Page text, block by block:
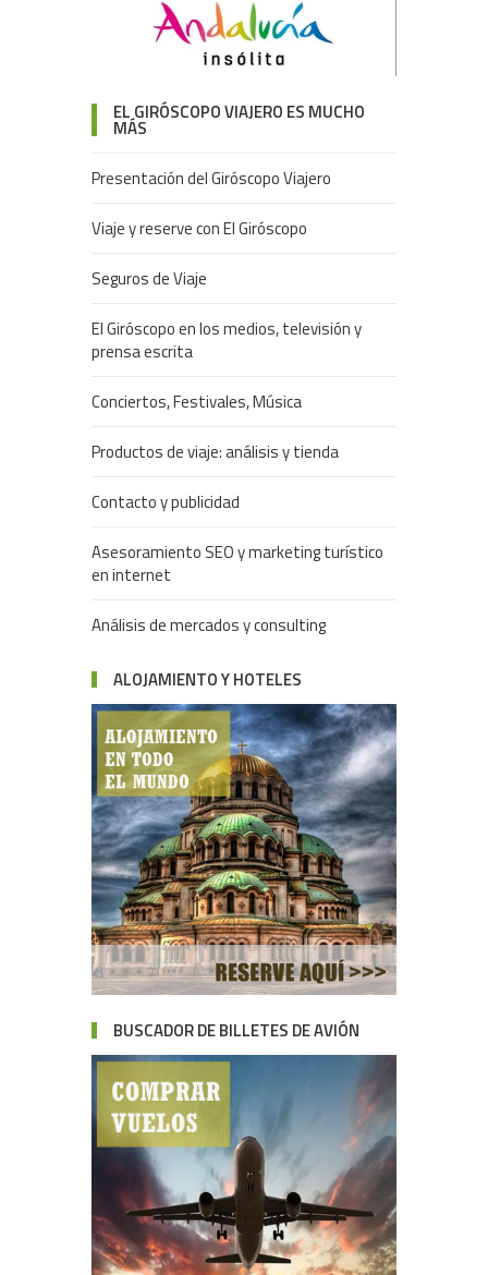
EL GIRÓSCOPO VIAJERO ES MUCHO
MÁS
Presentación del Giróscopo Viajero
Viaje y reserve con El Giróscopo
Seguros de Viaje
El Giróscopo en los medios, televisión y
prensa escrita
Conciertos, Festivales, Música
Productos de viaje: análisis y tienda
Contacto y publicidad
Asesoramiento SEO y marketing turístico
en internet
Análisis de mercados y consulting
ALOJAMIENTO Y HOTELES
BUSCADOR DE BILLETES DE AVIÓN